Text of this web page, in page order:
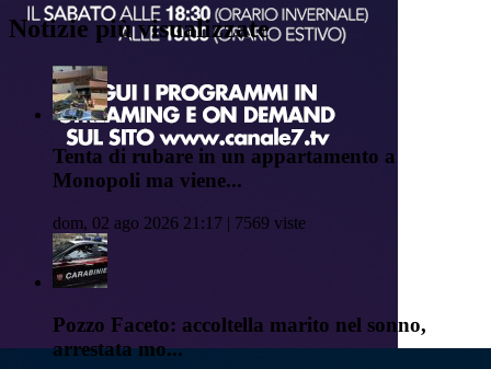
Notizie più visualizzate
Tenta di rubare in un appartamento a
Monopoli ma viene...
dom, 02 ago 2026 21:17 | 7569 viste
Pozzo Faceto: accoltella marito nel sonno,
arrestata mo...